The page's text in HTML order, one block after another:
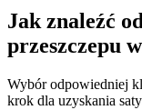
Jak znaleźć
przeszczepu
Wybór odpowiedniej
krok dla uzyskania